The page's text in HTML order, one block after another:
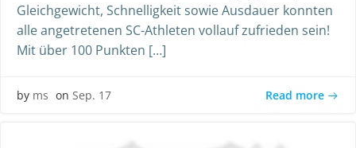
Gleichgewicht, Schnelligkeit sowie Ausdauer konnten
alle angetretenen SC-Athleten vollauf zufrieden sein!
Mit über 100 Punkten […]
by ms on Sep. 17 Read more